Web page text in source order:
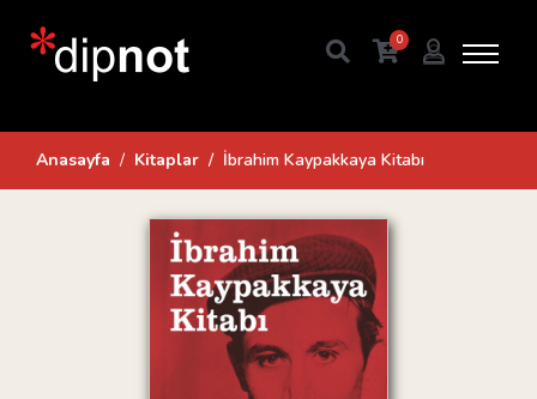
0
Anasayfa Kitaplar İbrahim Kaypakkaya Kitabı